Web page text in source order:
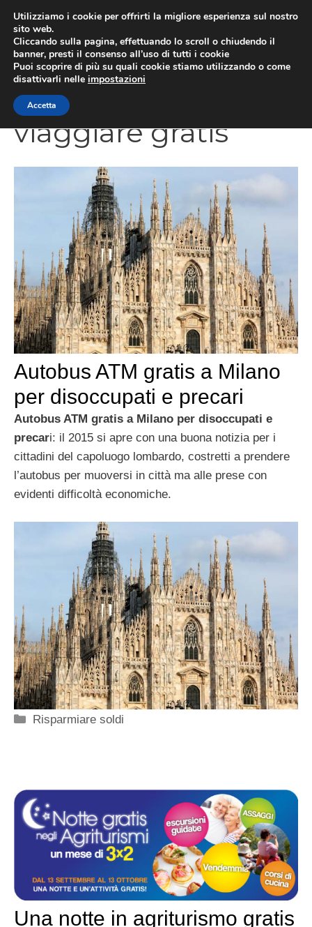
contenuto
viaggiare gratis
Autobus ATM gratis a Milano
per disoccupati e precari
Autobus ATM gratis a Milano per disoccupati e
precari: il 2015 si apre con una buona notizia per i
cittadini del capoluogo lombardo, costretti a prendere
l’autobus per muoversi in città ma alle prese con
evidenti difficoltà economiche.
Categorie
Risparmiare soldi
Una notte in agriturismo gratis
Utilizziamo i cookie per offrirti la migliore esperienza sul nostro
sito web.
Cliccando sulla pagina, effettuando lo scroll o chiudendo il
banner, presti il consenso all’uso di tutti i cookie
Puoi scoprire di più su quali cookie stiamo utilizzando o come
disattivarli nelle impostazioni
Accetta